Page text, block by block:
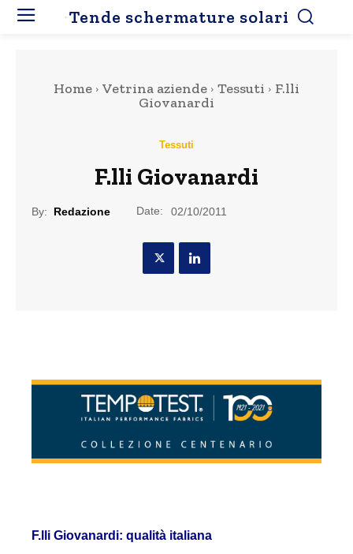
Tende schermature solari
Home Vetrina aziende Tessuti
F.lli
Giovanardi
Tessuti
F.lli Giovanardi
By: Redazione Date: 02/10/2011
F.lli Giovanardi: qualità italiana